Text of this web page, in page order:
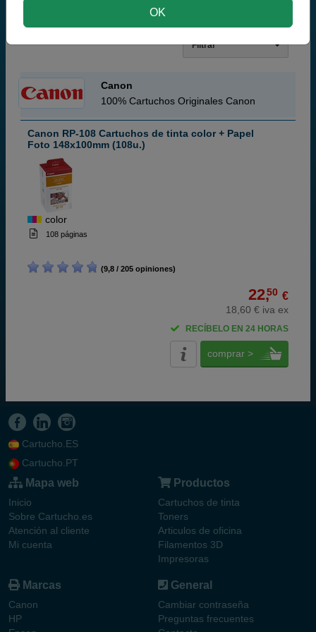
Q-NOMIC RP-108 CARTUCHOS
DE TINTA COLOR + PAPEL FOTO 148X100MM (108U.)
Filtrar
Canon
100% Cartuchos Originales Canon
Canon RP-108 Cartuchos de tinta color + Papel
Foto 148x100mm (108u.)
color
108 páginas
(9,8 / 205 opiniones)
22,50 €
18,60 € iva ex
RECÍBELO EN 24 HORAS
comprar >
Cartucho.ES
Cartucho.PT
Mapa web
Inicio
Sobre Cartucho.es
Atención al cliente
Mi cuenta
Productos
Cartuchos de tinta
Toners
Articulos de oficina
Filamentos 3D
Impresoras
Marcas
Canon
HP
General
Cambiar contraseña
Preguntas frecuentes
OK